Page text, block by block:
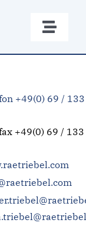
Toggle
+49(0) 69 /
+49(0) 69 /